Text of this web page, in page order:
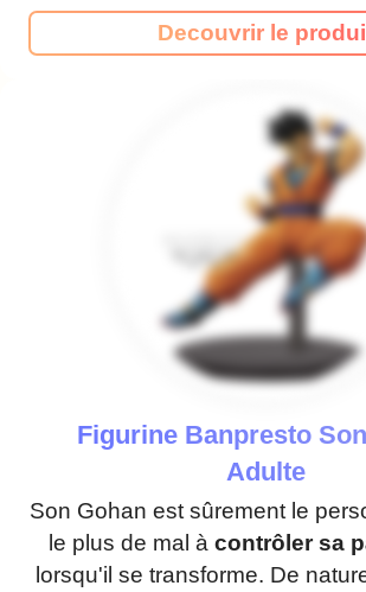
Decouvrir le
Figurine Banpresto
Adulte
Son Gohan est sûrement le
le plus de mal à contrôler sa
lorsqu'il se transforme. De